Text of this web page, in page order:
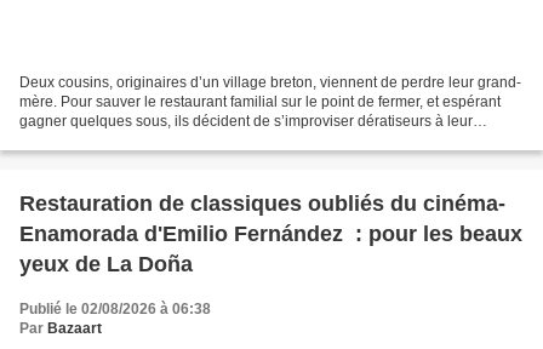
Deux cousins, originaires d’un village breton, viennent de perdre leur grand-
mère. Pour sauver le restaurant familial sur le point de fermer, et espérant
gagner quelques sous, ils décident de s’improviser dératiseurs à leur
Restauration de classiques oubliés du cinéma-
Enamorada d'Emilio Fernández : pour les beaux
yeux de La Doña
Publié le 02/08/2026 à 06:38
Par Bazaart